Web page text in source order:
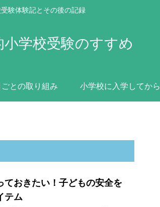
験体験記とその後の記録
小学校受験のすすめ
との取り組み 小学校に入学してから
ておきたい！子どもの安全を
テム